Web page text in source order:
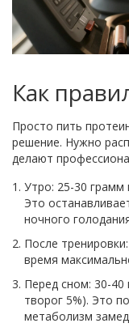
Как
Просто пить
решение. Нужно
делают
Утро: 25-30 грамм
Это
ночного
После
время
Перед сном: 30-40
творог 5%). Это
метаболизм